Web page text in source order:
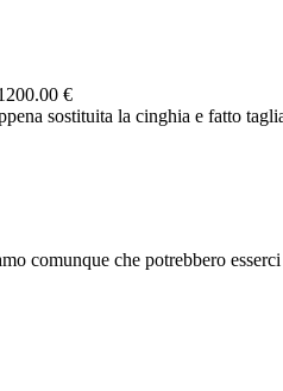
€
sostituita la cinghia e fatto
comunque che potrebbero